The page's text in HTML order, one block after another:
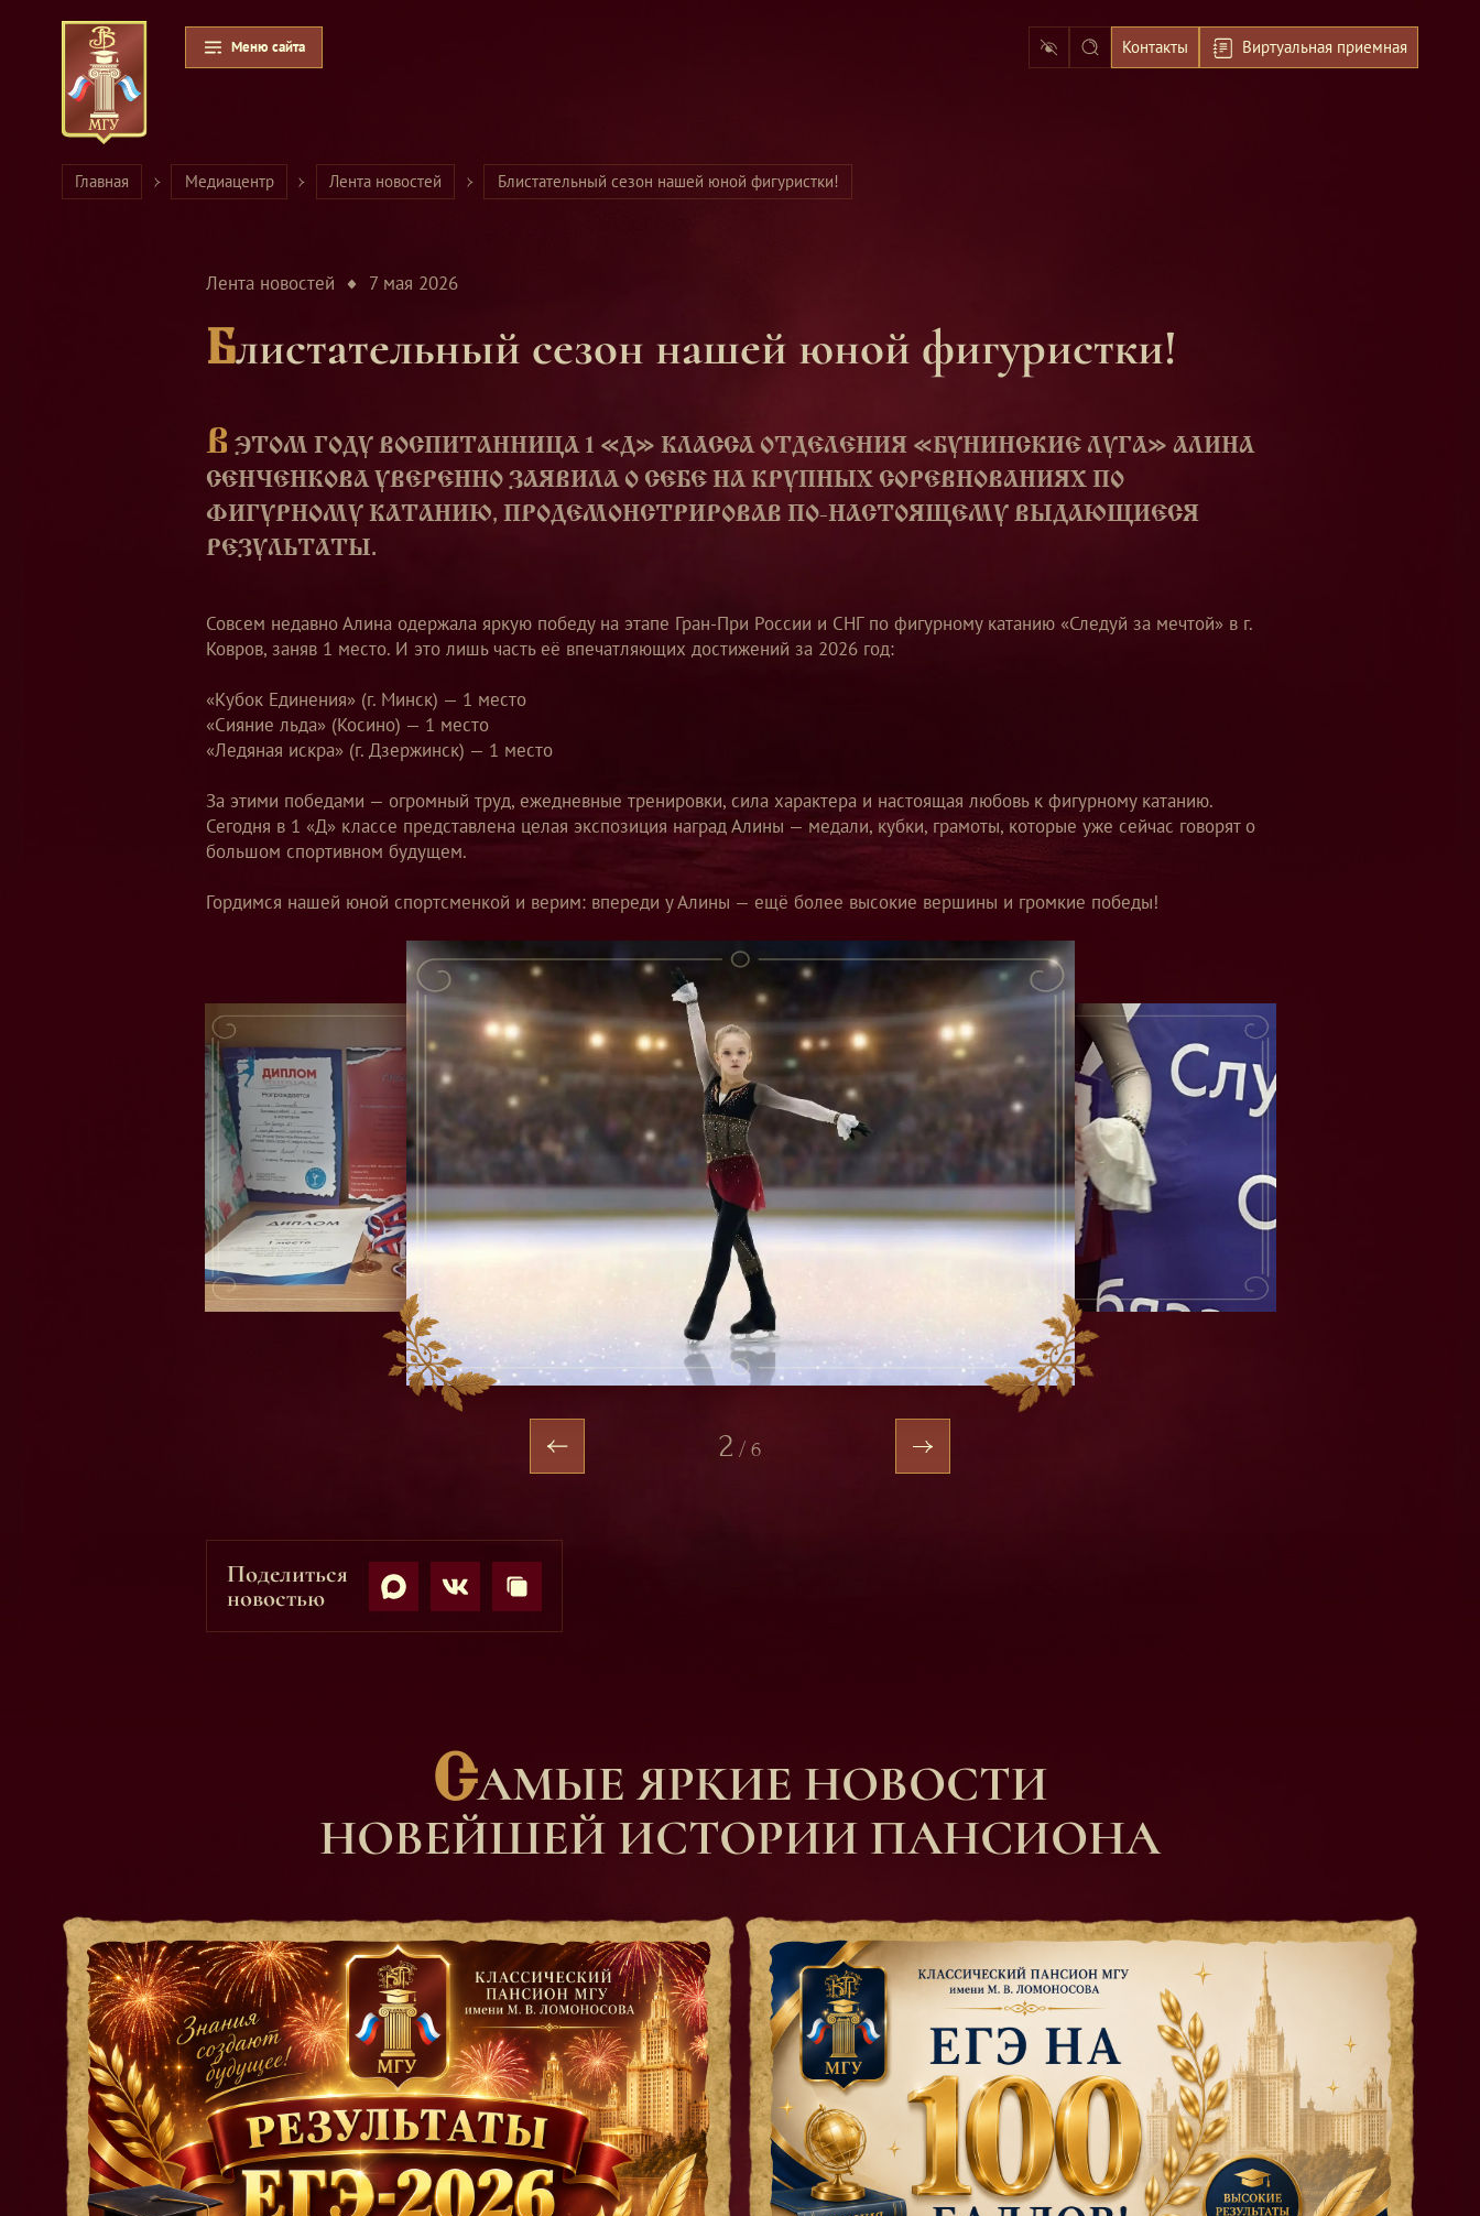
Меню сайта Контакты Виртуальная приемная
Главная Медиацентр Лента новостей Блистательный сезон нашей юной фигуристки!
Лента новостей 7 мая 2026
Блистательный сезон нашей юной фигуристки!
В ЭТОМ ГОДУ ВОСПИТАННИЦА 1 «Д» КЛАССА ОТДЕЛЕНИЯ «БУНИНСКИЕ ЛУГА» АЛИНА
СЕНЧЕНКОВА УВЕРЕННО ЗАЯВИЛА О СЕБЕ НА КРУПНЫХ СОРЕВНОВАНИЯХ ПО
ФИГУРНОМУ КАТАНИЮ, ПРОДЕМОНСТРИРОВАВ ПО-НАСТОЯЩЕМУ ВЫДАЮЩИЕСЯ
РЕЗУЛЬТАТЫ.
Совсем недавно Алина одержала яркую победу на этапе Гран-При России и СНГ по фигурному катанию «Следуй за мечтой» в г.
Ковров, заняв 1 место. И это лишь часть её впечатляющих достижений за 2026 год:
«Кубок Единения» (г. Минск) — 1 место
«Сияние льда» (Косино) — 1 место
«Ледяная искра» (г. Дзержинск) — 1 место
За этими победами — огромный труд, ежедневные тренировки, сила характера и настоящая любовь к фигурному катанию.
Сегодня в 1 «Д» классе представлена целая экспозиция наград Алины — медали, кубки, грамоты, которые уже сейчас говорят о
большом спортивном будущем.
Гордимся нашей юной спортсменкой и верим: впереди у Алины — ещё более высокие вершины и громкие победы!
2 / 6
Поделиться
новостью
САМЫЕ ЯРКИЕ НОВОСТИ
НОВЕЙШЕЙ ИСТОРИИ ПАНСИОНА